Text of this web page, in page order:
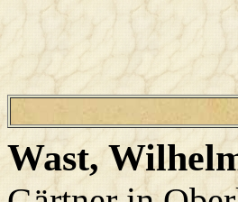
Wast,